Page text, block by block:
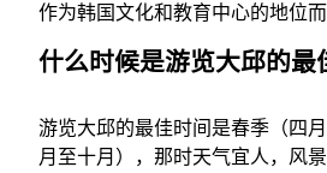
作为韩国文化和教育中心的地位而
什么时候是游览大邱的最
游览大邱的最佳时间是春季（四
月至十月），那时天气宜人，风